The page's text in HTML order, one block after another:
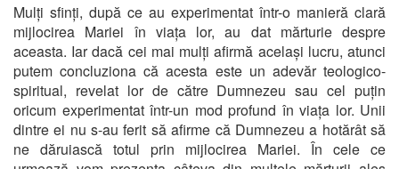
Mulți sfinți, după ce au experimentat într-o manieră clară
mijlocirea Mariei în viața lor, au dat mărturie despre
aceasta. Iar dacă cei mai mulți afirmă același lucru, atunci
putem concluziona că acesta este un adevăr teologico-
spiritual, revelat lor de către Dumnezeu sau cel puțin
oricum experimentat într-un mod profund în viața lor. Unii
dintre ei nu s-au ferit să afirme că Dumnezeu a hotărât să
ne dăruiască totul prin mijlocirea Mariei. În cele ce